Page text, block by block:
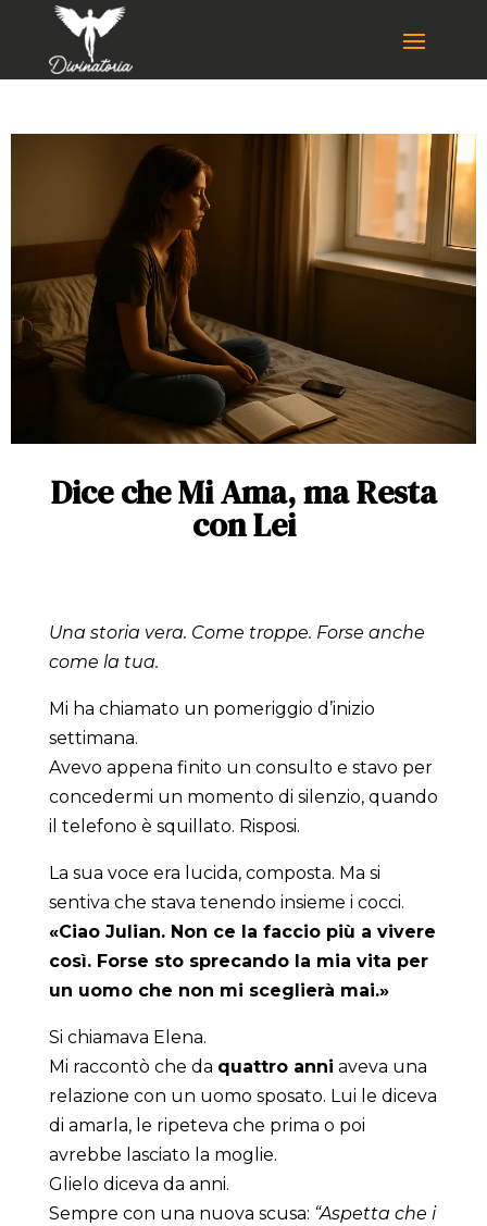
Dice che Mi Ama, ma Resta
con Lei
Una storia vera. Come troppe. Forse anche
come la tua.
Mi ha chiamato un pomeriggio d’inizio
settimana.
Avevo appena finito un consulto e stavo per
concedermi un momento di silenzio, quando
il telefono è squillato. Risposi.
La sua voce era lucida, composta. Ma si
sentiva che stava tenendo insieme i cocci.
«Ciao Julian. Non ce la faccio più a vivere
così. Forse sto sprecando la mia vita per
un uomo che non mi sceglierà mai.»
Si chiamava Elena.
Mi raccontò che da quattro anni aveva una
relazione con un uomo sposato. Lui le diceva
di amarla, le ripeteva che prima o poi
avrebbe lasciato la moglie.
Glielo diceva da anni.
Sempre con una nuova scusa: “Aspetta che i